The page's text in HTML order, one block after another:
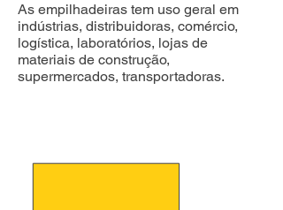
As empilhadeiras tem uso geral em
indústrias, distribuidoras, comércio,
logística, laboratórios, lojas de
materiais de construção,
supermercados, transportadoras.